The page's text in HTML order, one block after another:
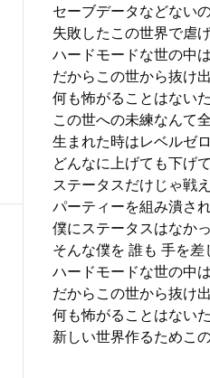
セーブデータなどない
失敗したこの世界で虐
ハードモードな世の中
だからこの世から抜け
何も怖がることはない
この世への未練なんて
生まれた時はレベルゼ
どんなに上げても下げ
ステータスだけじゃ戦
パーティーを組み潰さ
僕にステータスはなか
そんな僕を 誰も 手を
ハードモードな世の中
だからこの世から抜け
何も怖がることはない
新しい世界作るためこ